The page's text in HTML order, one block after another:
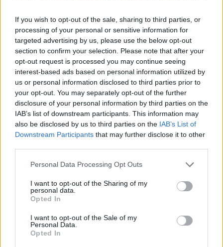
If you wish to opt-out of the sale, sharing to third parties, or
processing of your personal or sensitive information for
targeted advertising by us, please use the below opt-out
section to confirm your selection. Please note that after your
opt-out request is processed you may continue seeing
interest-based ads based on personal information utilized by
us or personal information disclosed to third parties prior to
your opt-out. You may separately opt-out of the further
disclosure of your personal information by third parties on the
IAB’s list of downstream participants. This information may
also be disclosed by us to third parties on the IAB’s List of
Downstream Participants that may further disclose it to other
Please note that this website/app uses one or more Google
not limited to your visit or usage behaviour. You may click to
grant or deny consent to Google and its third-party tags to
use your data for below specified purposes in below Google
consent section.
Personal Data Processing Opt Outs
I want to opt-out of the Sharing of my
personal data.
Opted In
I want to opt-out of the Sale of my
Personal Data.
Opted In
Zenék a fa alól
Dalmegosztás
Kovács.Attila•2018. december 27.